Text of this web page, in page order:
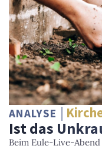
ANALYSE
Ist das
Beim Eule-Live-